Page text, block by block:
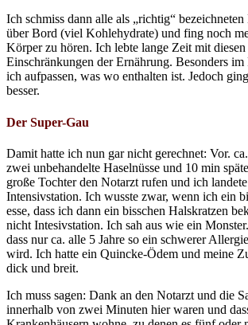
Ich schmiss dann alle als „richtig“
über Bord (viel Kohlehydrate) und fing noch
Körper zu hören. Ich lebte lange Zeit mit
Einschränkungen der Ernährung. Besonders im
ich aufpassen, was wo enthalten ist. Jedoch
besser.
Der Super-Gau
Damit hatte ich nun gar nicht gerechnet: Vor.
zwei unbehandelte Haselnüsse und 10 min
große Tochter den Notarzt rufen und ich
Intensivstation. Ich wusste zwar, wenn ich ein
esse, dass ich dann ein bisschen Halskratzen
nicht Intesivstation. Ich sah aus wie ein
dass nur ca. alle 5 Jahre so ein schwerer
wird. Ich hatte ein Quincke-Ödem und meine
dick und breit.
Ich muss sagen: Dank an den Notarzt und die
innerhalb von zwei Minuten hier waren und